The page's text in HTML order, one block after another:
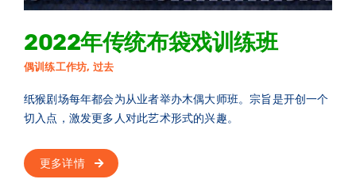
2022年传统布袋戏训练班
偶训练工作坊, 过去
纸猴剧场每年都会为从业者举办木偶大师班。宗旨是开创一个
切入点，激发更多人对此艺术形式的兴趣。